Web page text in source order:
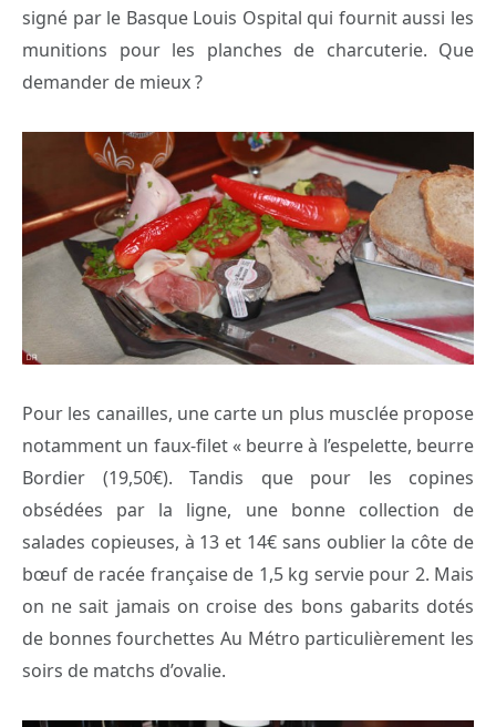
signé par le Basque Louis Ospital qui fournit aussi les
munitions pour les planches de charcuterie. Que
demander de mieux ?
Pour les canailles, une carte un plus musclée propose
notamment un faux-filet « beurre à l’espelette, beurre
Bordier (19,50€). Tandis que pour les copines
obsédées par la ligne, une bonne collection de
salades copieuses, à 13 et 14€ sans oublier la côte de
bœuf de racée française de 1,5 kg servie pour 2. Mais
on ne sait jamais on croise des bons gabarits dotés
de bonnes fourchettes Au Métro particulièrement les
soirs de matchs d’ovalie.